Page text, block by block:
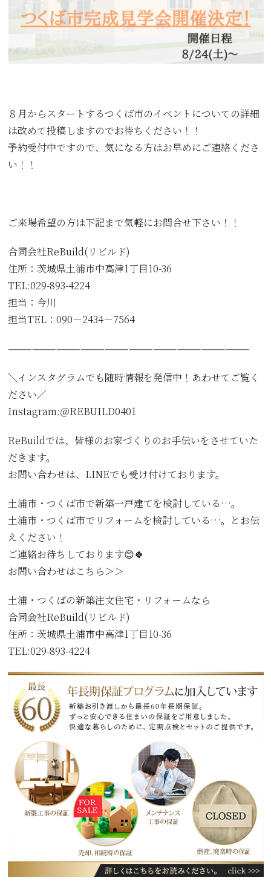
８月からスタートするつくば市のイベントについての詳細
は改めて投稿しますのでお待ちください！！
予約受付中ですので、気になる方はお早めにご連絡くださ
い！！
ご来場希望の方は下記まで気軽にお問合せ下さい！！
合同会社ReBuild(リビルド)
住所：茨城県土浦市中高津1丁目10-36
TEL:029-893-4224
担当：今川
担当TEL：090－2434－7564
——————————————————————————————
＼インスタグラムでも随時情報を発信中！あわせてご覧く
ださい／
Instagram:＠REBUILD0401
ReBuildでは、皆様のお家づくりのお手伝いをさせていた
だきます。
お問い合わせは、LINEでも受け付けております。
土浦市・つくば市で新築一戸建てを検討している…。
土浦市・つくば市でリフォームを検討している…。とお伝
えください！
ご連絡お待ちしております😊🍀
お問い合わせはこちら＞＞
土浦・つくばの新築注文住宅・リフォームなら
合同会社ReBuild(リビルド)
住所：茨城県土浦市中高津1丁目10-36
TEL:029-893-4224